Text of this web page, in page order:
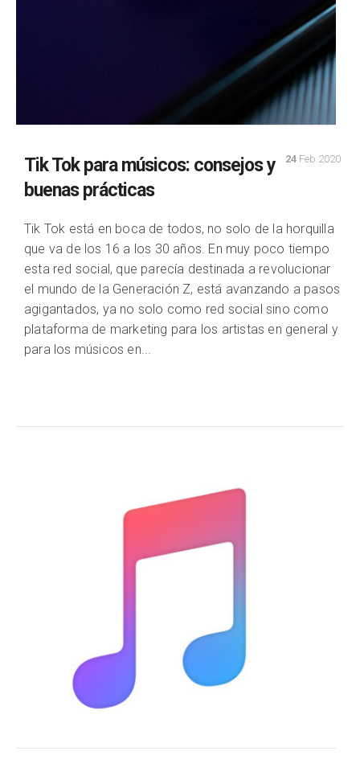
24 Feb 2020
Tik Tok para músicos: consejos y
buenas prácticas
Tik Tok está en boca de todos, no solo de la horquilla
que va de los 16 a los 30 años. En muy poco tiempo
esta red social, que parecía destinada a revolucionar
el mundo de la Generación Z, está avanzando a pasos
agigantados, ya no solo como red social sino como
plataforma de marketing para los artistas en general y
para los músicos en...